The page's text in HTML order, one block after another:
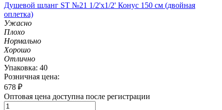
Душевой шланг ST №21 1/2'х1/2' Конус 150 см (двойная
оплетка)
Ужасно
Плохо
Нормально
Хорошо
Отлично
Упаковка: 40
Розничная цена:
678 ₽
Оптовая цена доступна после регистрации